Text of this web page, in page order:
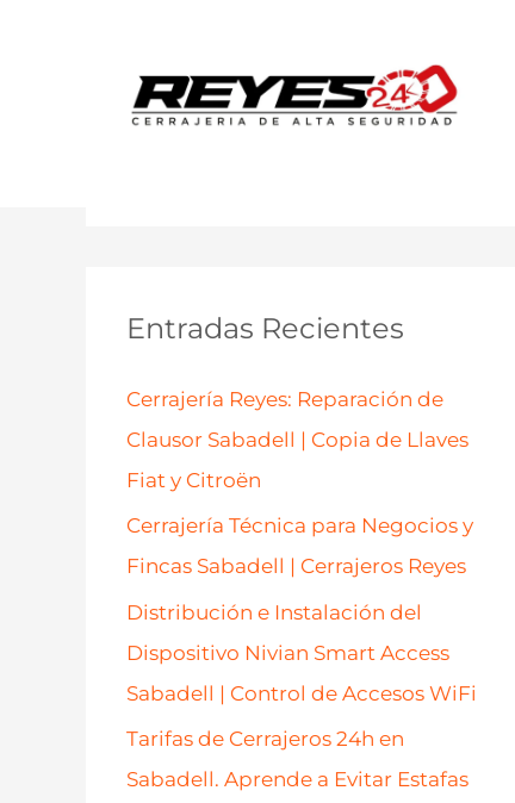
rEntradas Recientes
Cerrajería Reyes: Reparación de
Clausor Sabadell | Copia de Llaves
Fiat y Citroën
Cerrajería Técnica para Negocios y
Fincas Sabadell | Cerrajeros Reyes
Distribución e Instalación del
Dispositivo Nivian Smart Access
Sabadell | Control de Accesos WiFi
Tarifas de Cerrajeros 24h en
Sabadell. Aprende a Evitar Estafas